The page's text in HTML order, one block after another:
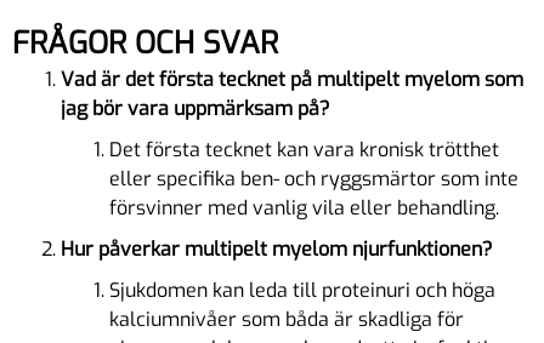
FRÅGOR OCH SVAR
Vad är det första tecknet på multipelt myelom som
jag bör vara uppmärksam på?
Det första tecknet kan vara kronisk trötthet
eller specifika ben- och ryggsmärtor som inte
försvinner med vanlig vila eller behandling.
Hur påverkar multipelt myelom njurfunktionen?
Sjukdomen kan leda till proteinuri och höga
kalciumnivåer som båda är skadliga för